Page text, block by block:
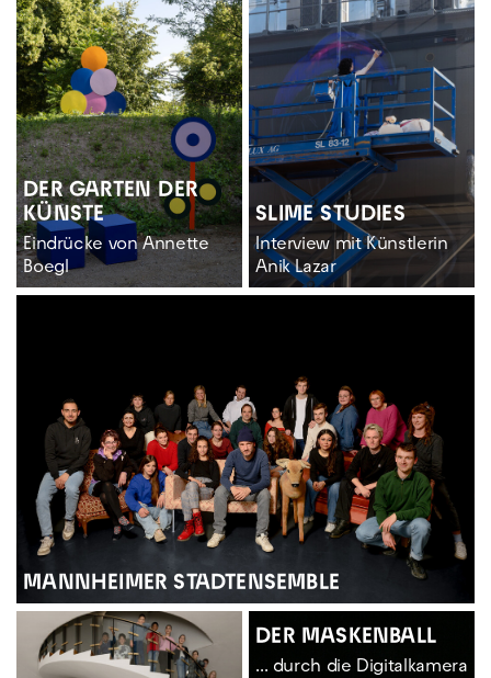
DER GARTEN DER
KÜNSTE
Eindrücke von Annette
Boegl
SLIME STUDIES
Interview mit Künstlerin
Anik Lazar
MANNHEIMER STADTENSEMBLE
DER MASKENBALL
... durch die Digitalkamera